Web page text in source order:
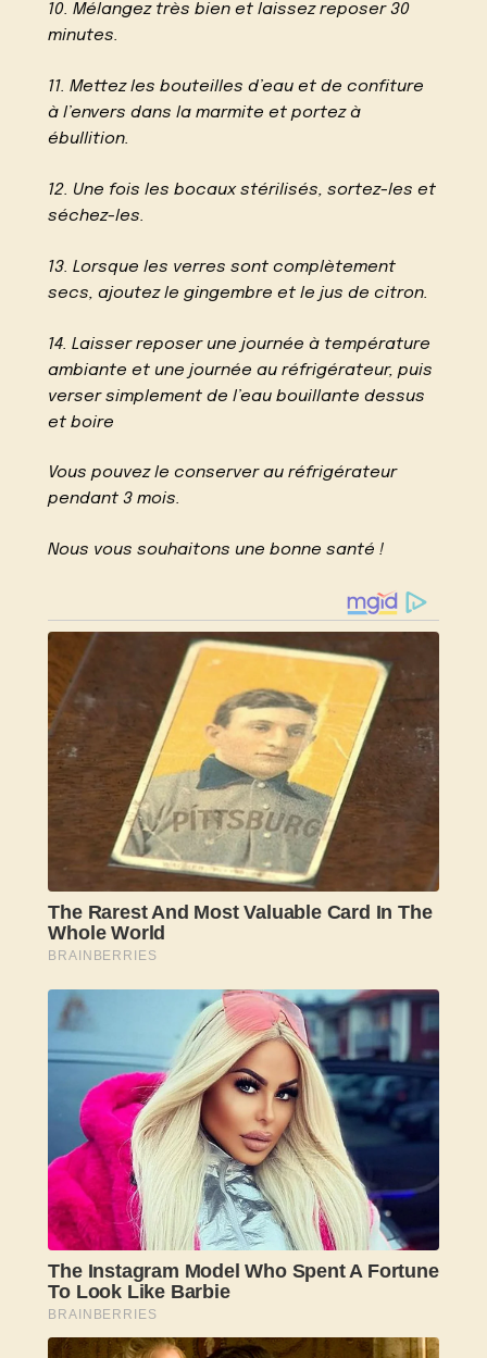
10. Mélangez très bien et laissez reposer 30
minutes.
11. Mettez les bouteilles d’eau et de confiture
à l’envers dans la marmite et portez à
ébullition.
12. Une fois les bocaux stérilisés, sortez-les et
séchez-les.
13. Lorsque les verres sont complètement
secs, ajoutez le gingembre et le jus de citron.
14. Laisser reposer une journée à température
ambiante et une journée au réfrigérateur, puis
verser simplement de l’eau bouillante dessus
et boire
Vous pouvez le conserver au réfrigérateur
pendant 3 mois.
Nous vous souhaitons une bonne santé !